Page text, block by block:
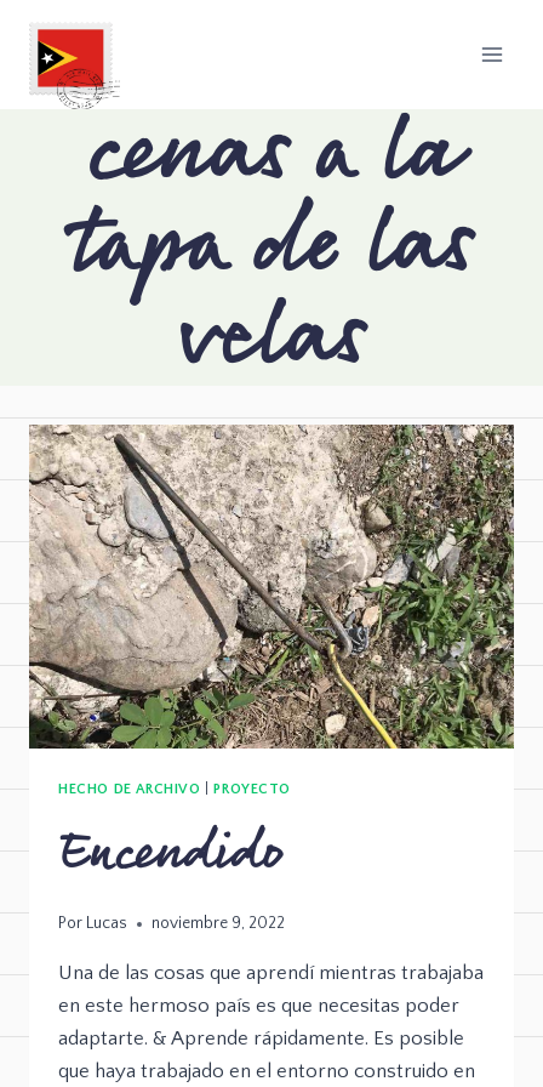
cenas a la
tapa de las
velas
HECHO DE ARCHIVO |PROYECTO
Encendido
Por Lucas noviembre 9, 2022
Una de las cosas que aprendí mientras trabajaba
en este hermoso país es que necesitas poder
adaptarte. & Aprende rápidamente. Es posible
que haya trabajado en el entorno construido en